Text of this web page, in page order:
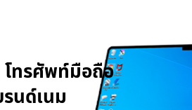
ค้าไอที
โทรศัพท์มือถือ
นด์เนม